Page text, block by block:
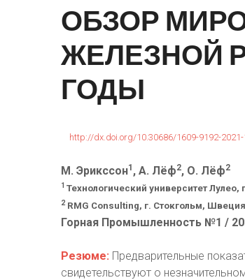
ОБЗОР
ЖЕЛЕЗНОЙ
ГОДЫ
http://dx.doi.org/10.30686/1609-9192-2021-
М. Эрикссон1 , А. Лёф2, О. Лёф2
1 Технологический университет
2 RMG Consulting, г. Стокгольм, Швеция
Горная Промышленность №1 /
Резюме: Предварительные
свидетельствуют о